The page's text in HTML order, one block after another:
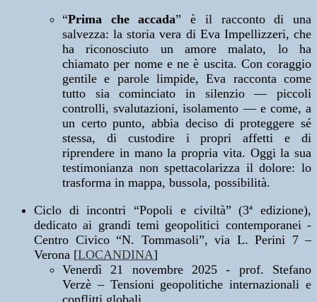
“Prima che accada” è il racconto di una
salvezza: la storia vera di Eva Impellizzeri, che
ha riconosciuto un amore malato, lo ha
chiamato per nome e ne è uscita. Con coraggio
gentile e parole limpide, Eva racconta come
tutto sia cominciato in silenzio — piccoli
controlli, svalutazioni, isolamento — e come, a
un certo punto, abbia deciso di proteggere sé
stessa, di custodire i propri affetti e di
riprendere in mano la propria vita. Oggi la sua
testimonianza non spettacolarizza il dolore: lo
trasforma in mappa, bussola, possibilità.
Ciclo di incontri “Popoli e civiltà” (3ª edizione),
dedicato ai grandi temi geopolitici contemporanei -
Centro Civico “N. Tommasoli”, via L. Perini 7 –
Verona [LOCANDINA]
Venerdì 21 novembre 2025 - prof. Stefano
Verzè – Tensioni geopolitiche internazionali e